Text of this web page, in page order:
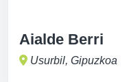
Aialde Berri
Usurbil, Gipuzkoa